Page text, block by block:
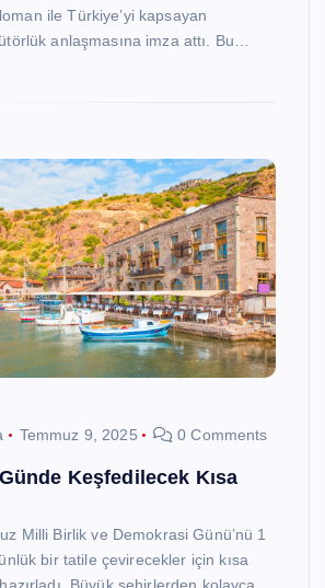
ile Türkiye’yi kapsayan
anlaşmasına imza attı. Bu…
Temmuz 9, 2025 0 Comments
Keşfedilecek Kısa
Milli Birlik ve Demokrasi Günü’nü 1
bir tatile çevirecekler için kısa